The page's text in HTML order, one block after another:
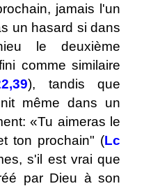
jamais l'un
un hasard si dans
le deuxième
comme similaire
), tandis que
même dans un
«Tu aimeras le
ton prochain" (Lc
s'il est vrai que
par Dieu à son